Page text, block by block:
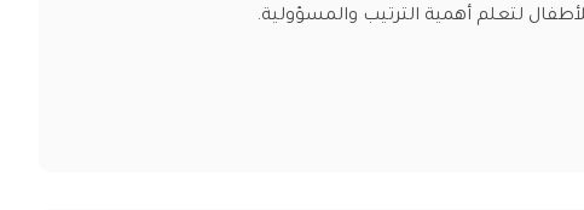
لتعلم أهمية الترتيب والمسؤولية.